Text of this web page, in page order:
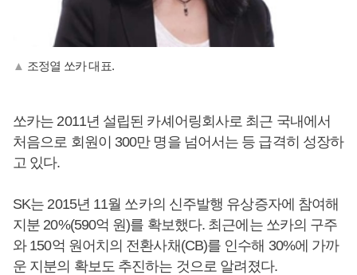
▲ 조정열 쏘카 대표.
쏘카는 2011년 설립된 카셰어링회사로 최근 국내에서
처음으로 회원이 300만 명을 넘어서는 등 급격히 성장하
고 있다.
SK는 2015년 11월 쏘카의 신주발행 유상증자에 참여해
지분 20%(590억 원)를 확보했다. 최근에는 쏘카의 구주
와 150억 원어치의 전환사채(CB)를 인수해 30%에 가까
운 지분의 확보도 추진하는 것으로 알려졌다.